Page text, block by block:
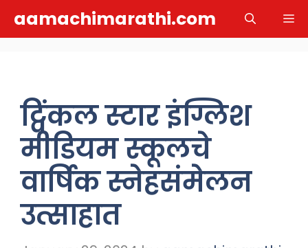
aamachimarathi.com
ट्विंकल स्टार इंग्लिश
मीडियम स्कूलचे
वार्षिक स्नेहसंमेलन
उत्साहात